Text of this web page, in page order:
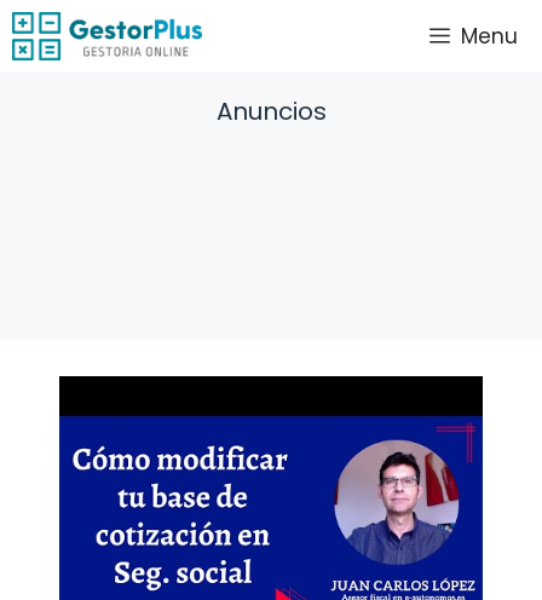
Saltar
al
Menu
Anuncios